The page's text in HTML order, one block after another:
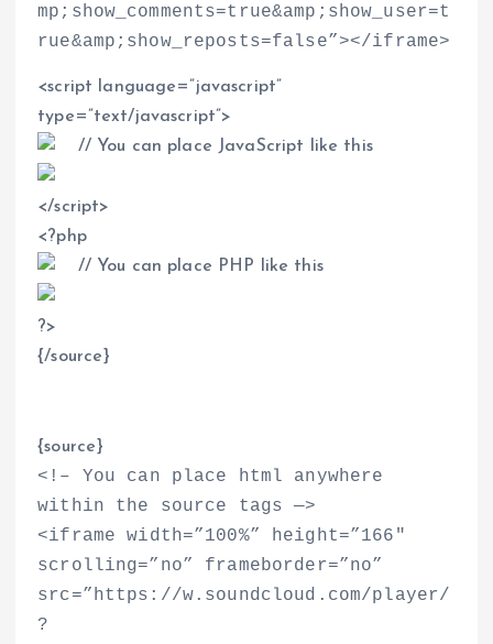
mp;show_comments=true&amp;show_user=t
rue&amp;show_reposts=false”></iframe>
<script language=”javascript”
type=”text/javascript”>
// You can place JavaScript like this
</script>
<?php
// You can place PHP like this
?>
{/source}
{source}
< !– You can place html anywhere
within the source tags —>
<iframe width=”100%” height=”166″
scrolling=”no” frameborder=”no”
src=”https://w.soundcloud.com/player/
?